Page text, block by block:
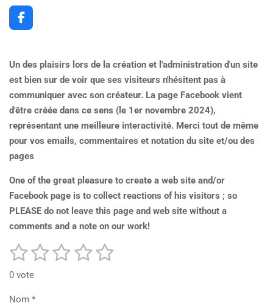
F
a
b
o
k
Un des plaisirs lors de la création et l'administration d'un site
est bien sur de voir que ses visiteurs n'hésitent pas à
communiquer avec son créateur. La page Facebook vient
d'être créée dans ce sens (le 1er novembre 2024),
représentant une meilleure interactivité. Merci tout de même
pour vos emails, commentaires et notation du site et/ou des
pages
One of the great pleasure to create a web site and/or
Facebook page is to collect reactions of his visitors ; so
PLEASE do not leave this page and web site without a
comments and a note on our work!
É
a
l
1
é
t
2
é
t
3 4 5
E
0 vote
Nom *